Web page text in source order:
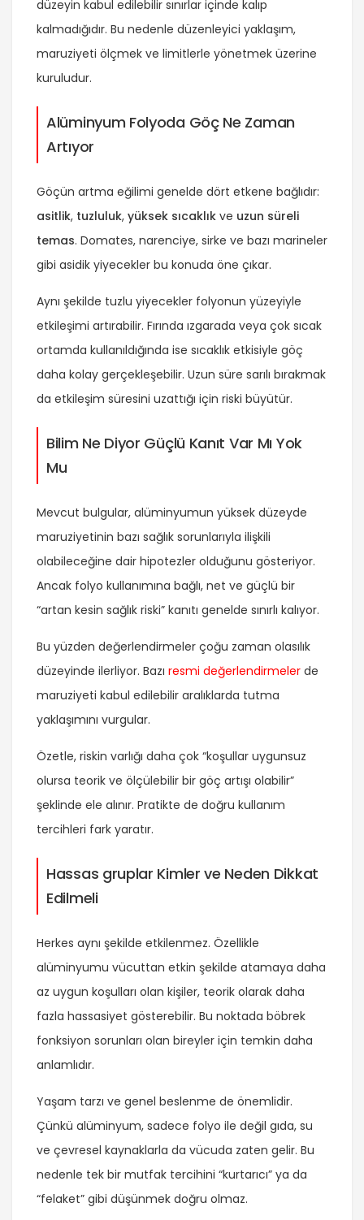
düzeyin kabul edilebilir sınırlar içinde kalıp
kalmadığıdır. Bu nedenle düzenleyici yaklaşım,
maruziyeti ölçmek ve limitlerle yönetmek üzerine
kuruludur.
Alüminyum Folyoda Göç Ne Zaman
Artıyor
Göçün artma eğilimi genelde dört etkene bağlıdır:
asitlik, tuzluluk, yüksek sıcaklık ve uzun süreli
temas. Domates, narenciye, sirke ve bazı marineler
gibi asidik yiyecekler bu konuda öne çıkar.
Aynı şekilde tuzlu yiyecekler folyonun yüzeyiyle
etkileşimi artırabilir. Fırında ızgarada veya çok sıcak
ortamda kullanıldığında ise sıcaklık etkisiyle göç
daha kolay gerçekleşebilir. Uzun süre sarılı bırakmak
da etkileşim süresini uzattığı için riski büyütür.
Bilim Ne Diyor Güçlü Kanıt Var Mı Yok
Mu
Mevcut bulgular, alüminyumun yüksek düzeyde
maruziyetinin bazı sağlık sorunlarıyla ilişkili
olabileceğine dair hipotezler olduğunu gösteriyor.
Ancak folyo kullanımına bağlı, net ve güçlü bir
“artan kesin sağlık riski” kanıtı genelde sınırlı kalıyor.
Bu yüzden değerlendirmeler çoğu zaman olasılık
düzeyinde ilerliyor. Bazı resmi değerlendirmeler de
maruziyeti kabul edilebilir aralıklarda tutma
yaklaşımını vurgular.
Özetle, riskin varlığı daha çok “koşullar uygunsuz
olursa teorik ve ölçülebilir bir göç artışı olabilir”
şeklinde ele alınır. Pratikte de doğru kullanım
tercihleri fark yaratır.
Hassas gruplar Kimler ve Neden Dikkat
Edilmeli
Herkes aynı şekilde etkilenmez. Özellikle
alüminyumu vücuttan etkin şekilde atamaya daha
az uygun koşulları olan kişiler, teorik olarak daha
fazla hassasiyet gösterebilir. Bu noktada böbrek
fonksiyon sorunları olan bireyler için temkin daha
anlamlıdır.
Yaşam tarzı ve genel beslenme de önemlidir.
Çünkü alüminyum, sadece folyo ile değil gıda, su
ve çevresel kaynaklarla da vücuda zaten gelir. Bu
nedenle tek bir mutfak tercihini “kurtarıcı” ya da
“felaket” gibi düşünmek doğru olmaz.